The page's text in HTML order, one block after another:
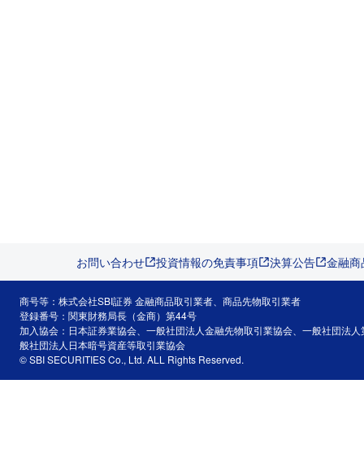
お問い合わせ 投資情報の免責事項 決算公告 金融
商号等：株式会社SBI証券 金融商品取引業者、商品先物取引業者
登録番号：関東財務局長（金商）第44号
加入協会：日本証券業協会、一般社団法人金融先物取引業協会、一般社団法
般社団法人日本暗号資産等取引業協会
© SBI SECURITIES Co., Ltd. ALL Rights Reserved.